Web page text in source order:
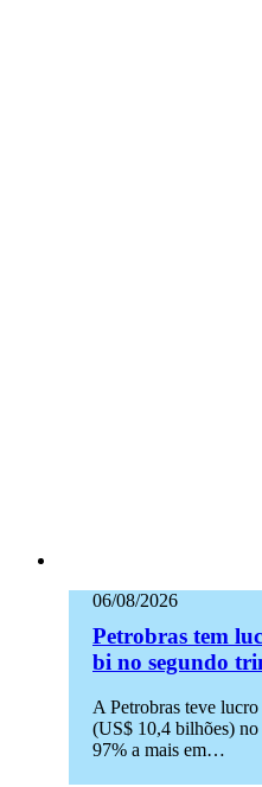
06/08/2026
Petrobras tem
bi no segundo
A Petrobras teve
(US$ 10,4 bilhões) no
97% a mais em…